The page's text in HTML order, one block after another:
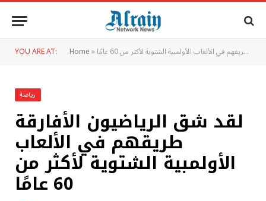
YOU ARE AT: Home» لقد شق الرياضيون الأفارقة طريقهم في الألعاب الأولمبية الشتوية لأكثر من 60 عامًا
رياضة
لقد شق الرياضيون الأفارقة
طريقهم في الألعاب
الأولمبية الشتوية لأكثر من
60 عامًا